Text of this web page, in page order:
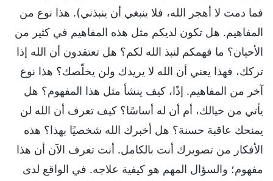
فما دمت لا أهجر الله، فلا ينبغي أن ينبذني). هذا نوع من
المفاهيم. هل تكون لديكم مثل هذه المفاهيم في كثير من
الأحيان؟ ما فهمكم لنبذ الله لكم؟ هل تعتقدون أن الله إذا
تركك، فهذا يعني أن الله لا يريدك ولن يخلّصك؟ هذا نوع
آخر من المفاهيم. إذًا، كيف ينشأ مثل هذا المفهوم؟ هل
يأتي من خيالك، أم أن له أساسًا؟ كيف تعرف أن الله لن
يمنحك عاقبة حسنة؟ هل أخبرك الله شخصيًا بهذا؟ هذه
الأفكار من تصويرك أنت بالكامل. أنت تعرف الآن أن هذا
مفهوم؛ والسؤال المهم هو كيفية علاجه. في الواقع لدى